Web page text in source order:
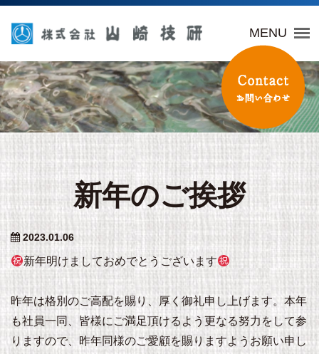
MENU
新年のご挨拶
2023.01.06
新年明けましておめでとうございます
昨年は格別のご高配を賜り、厚く御礼申し上げます。本年
も社員一同、皆様にご満足頂けるよう更なる努力をして参
りますので、昨年同様のご愛顧を賜りますようお願い申し